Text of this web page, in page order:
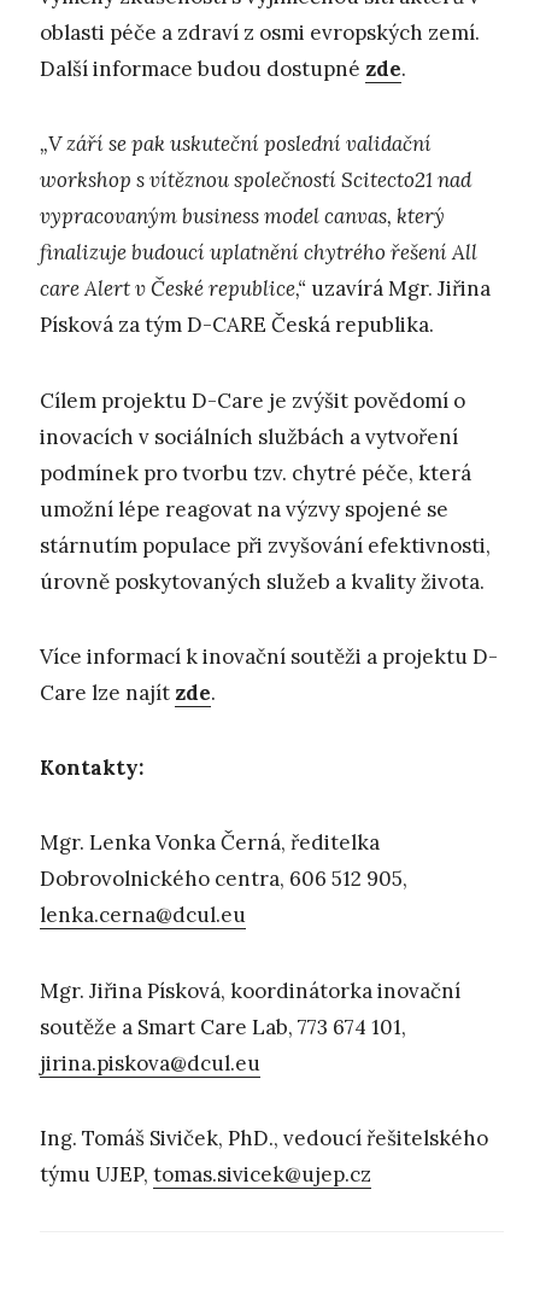
oblasti péče a zdraví z osmi evropských zemí.
Další informace budou dostupné zde.
„V září se pak uskuteční poslední validační
workshop s vítěznou společností Scitecto21 nad
vypracovaným business model canvas, který
finalizuje budoucí uplatnění chytrého řešení All
care Alert v České republice,“ uzavírá Mgr. Jiřina
Písková za tým D-CARE Česká republika.
Cílem projektu D-Care je zvýšit povědomí o
inovacích v sociálních službách a vytvoření
podmínek pro tvorbu tzv. chytré péče, která
umožní lépe reagovat na výzvy spojené se
stárnutím populace při zvyšování efektivnosti,
úrovně poskytovaných služeb a kvality života.
Více informací k inovační soutěži a projektu D-
Care lze najít zde.
Kontakty:
Mgr. Lenka Vonka Černá, ředitelka
Dobrovolnického centra, 606 512 905,
lenka.cerna@dcul.eu
Mgr. Jiřina Písková, koordinátorka inovační
soutěže a Smart Care Lab, 773 674 101,
jirina.piskova@dcul.eu
Ing. Tomáš Siviček, PhD., vedoucí řešitelského
týmu UJEP, tomas.sivicek@ujep.cz